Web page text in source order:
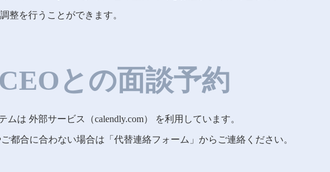
整を行うことができます。
との面談予約
ムは 外部サービス（calendly.com） を利用しています。
都合に合わない場合は「代替連絡フォーム」からご連絡ください。